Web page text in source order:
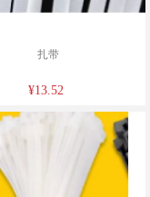
扎带
¥13.52